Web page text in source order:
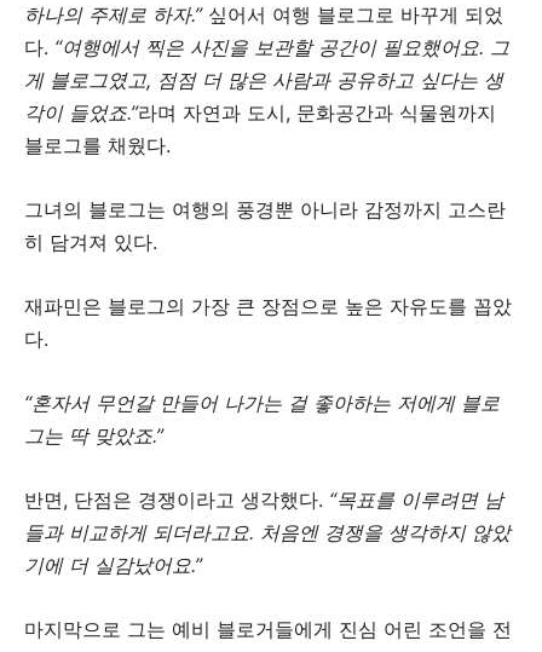
하나의 주제로 하자.”싶어서 여행 블로그로 바꾸게 되었
다. “여행에서 찍은 사진을 보관할 공간이 필요했어요. 그
게 블로그였고, 점점 더 많은 사람과 공유하고 싶다는 생
각이 들었죠.”라며 자연과 도시, 문화공간과 식물원까지
블로그를 채웠다.
그녀의 블로그는 여행의 풍경뿐 아니라 감정까지 고스란
히 담겨져 있다.
재파민은 블로그의 가장 큰 장점으로 높은 자유도를 꼽았
다.
“혼자서 무언갈 만들어 나가는 걸 좋아하는 저에게 블로
그는 딱 맞았죠.”
반면, 단점은 경쟁이라고 생각했다. “목표를 이루려면 남
들과 비교하게 되더라고요. 처음엔 경쟁을 생각하지 않았
기에 더 실감났어요.”
마지막으로 그는 예비 블로거들에게 진심 어린 조언을 전